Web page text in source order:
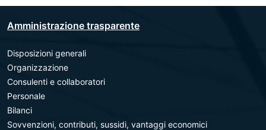
Amministrazione trasparente
Disposizioni generali
Organizzazione
Consulenti e collaboratori
Personale
Bilanci
Sovvenzioni, contributi, sussidi, vantaggi economici